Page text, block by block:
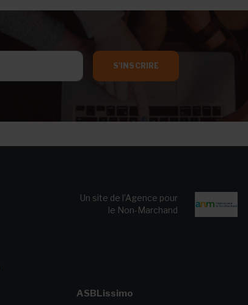
S'INSCRIRE
Un site de l’Agence pour
le Non-Marchand
ASBLissimo